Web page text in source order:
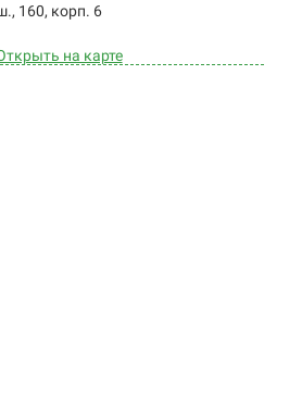
160, корп. 6
на карте